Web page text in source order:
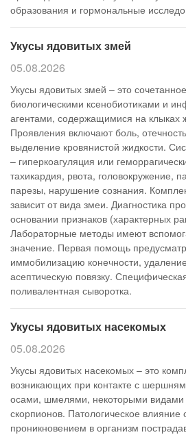
образования и гормональные
Укусы ядовитых змей
05.08.2026
Укусы ядовитых змей – это
биологическими ксенобиотиками и
агентами, содержащимися на клыках
Проявления включают боль,
выделение кровянистой жидкости.
– гиперкоагуляция или
тахикардия, рвота, головокружение,
парезы, нарушение сознания.
зависит от вида змеи. Диагностика
основании признаков (характерных
Лабораторные методы имеют
значение. Первая помощь
иммобилизацию конечности,
асептическую повязку.
поливалентная сыворотка.
Укусы ядовитых насекомых
05.08.2026
Укусы ядовитых насекомых – это
возникающих при контакте с
осами, шмелями, некоторыми видами
скорпионов. Патологическое влияние
проникновением в организм